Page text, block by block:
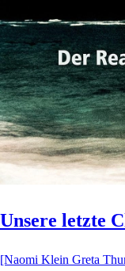
Unsere letzte
[Naomi Klein Greta